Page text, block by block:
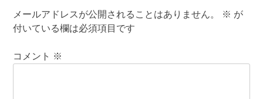
メールアドレスが公開されることはありません。 ※ が
付いている欄は必須項目です
コメント ※